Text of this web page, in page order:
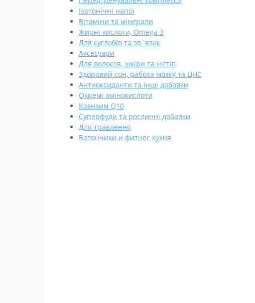
Ізотонічні напої
Вітаміни та мінерали
Жирні кислоти, Omega 3
Для суглобів та зв`язок
Аксесуари
Для волосся, шкіри та нігтів
Здоровий сон, работа мозку та ЦНС
Антиоксиданти та інші добавки
Окремі амінокислоти
Коэнзим Q10
Суперфуди та рослинні добавки
Для травлення
Батончики и фитнес кухня